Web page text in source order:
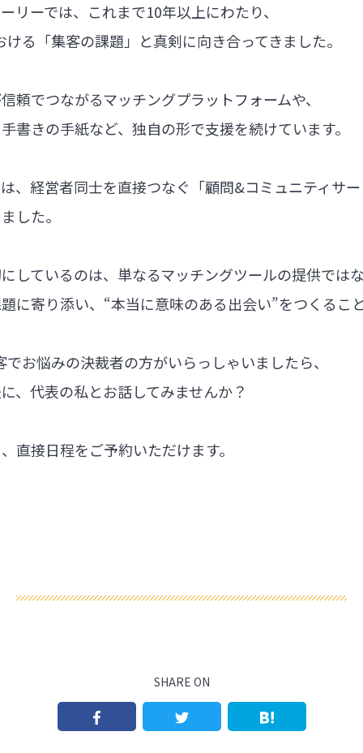
リーでは、これまで10年以上にわたり、
る「集客の課題」と真剣に向き合ってきました。
頼でつながるマッチングプラットフォームや、
書きの手紙など、独自の形で支援を続けています。
、経営者同士を直接つなぐ「顧問&コミュニティサ
した。
しているのは、単なるマッチングツールの提供では
に寄り添い、“本当に意味のある出会い”をつくるこ
お悩みの決裁者の方がいらっしゃいましたら、
、代表の私とお話してみませんか？
直接日程をご予約いただけます。
SHARE ON